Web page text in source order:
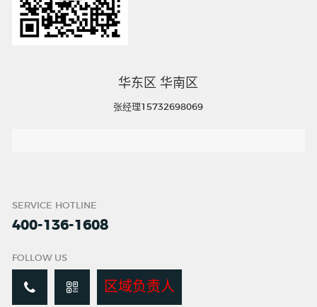
华东区 华南区
张经理15732698069
SERVICE HOTLINE
400-136-1608
FOLLOW US
区域负责人